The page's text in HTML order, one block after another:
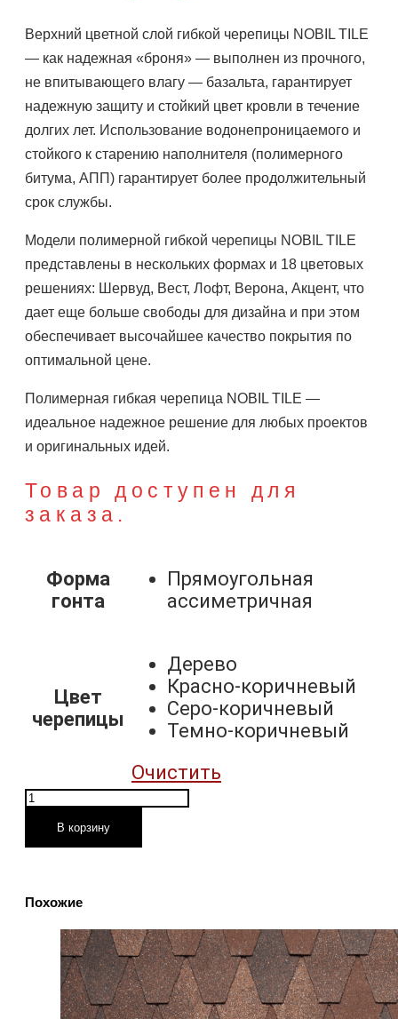
Верхний цветной слой гибкой черепицы NOBIL TILE
— как надежная «броня» — выполнен из прочного,
не впитывающего влагу — базальта, гарантирует
надежную защиту и стойкий цвет кровли в течение
долгих лет. Использование водонепроницаемого и
стойкого к старению наполнителя (полимерного
битума, АПП) гарантирует более продолжительный
срок службы.
Модели полимерной гибкой черепицы NOBIL TILE
представлены в нескольких формах и 18 цветовых
решениях: Шервуд, Вест, Лофт, Верона, Акцент, что
дает еще больше свободы для дизайна и при этом
обеспечивает высочайшее качество покрытия по
оптимальной цене.
Полимерная гибкая черепица NOBIL TILE —
идеальное надежное решение для любых проектов
и оригинальных идей.
Товар доступен для
заказа.
Форма
гонта
Прямоугольная
ассиметричная
Цвет
черепицы
Дерево
Красно-коричневый
Серо-коричневый
Темно-коричневый
Очистить
Количество
товара
Гибкая
NOBIL
TILE
Акцент
Комфорт
Плюс
В корзину
Похожие